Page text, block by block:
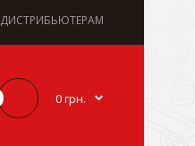
ДИСТРИБЬЮТЕРАМ
0 грн.